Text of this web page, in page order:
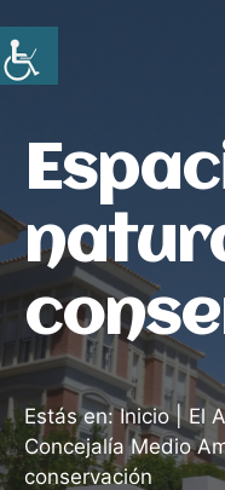
Estás en:Inicio|El
Concejalía Medio
conservación